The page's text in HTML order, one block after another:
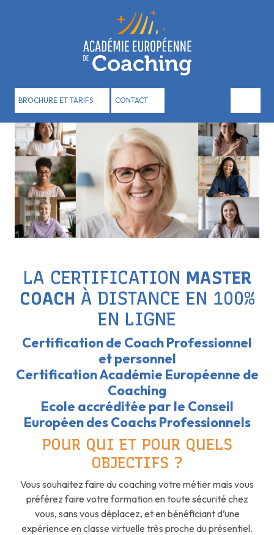
BROCHURE ET TARIFS CONTACT
LA CERTIFICATION MASTER
COACH À DISTANCE EN 100%
EN LIGNE
Certification de Coach Professionnel
et personnel
Certification Académie Européenne de
Coaching
Ecole accréditée par le Conseil
Européen des Coachs Professionnels
POUR QUI ET POUR QUELS
OBJECTIFS ?
Vous souhaitez faire du coaching votre métier mais vous
préférez faire votre formation en toute sécurité chez
vous, sans vous déplacez, et en bénéficiant d’une
expérience en classe virtuelle très proche du présentiel.